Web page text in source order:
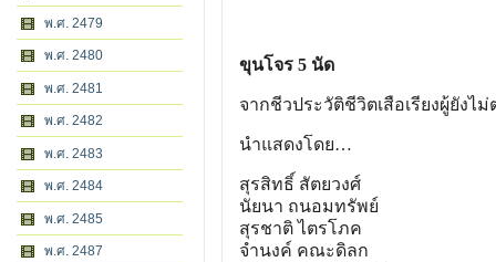
พ.ศ. 2479
พ.ศ. 2480
พ.ศ. 2481
พ.ศ. 2482
พ.ศ. 2483
พ.ศ. 2484
พ.ศ. 2485
พ.ศ. 2487
ขุนโจร 5 นัด
จากชีวประวัติชีวิตเสือเรียงผู้ยังไ
นำแสดงโดย…
สุรสิทธิ์ สัตยวงศ์
นัยนา ถนอมทรัพย์
สุรชาติ ไตรโภค
จำนงค์ คณะดิลก